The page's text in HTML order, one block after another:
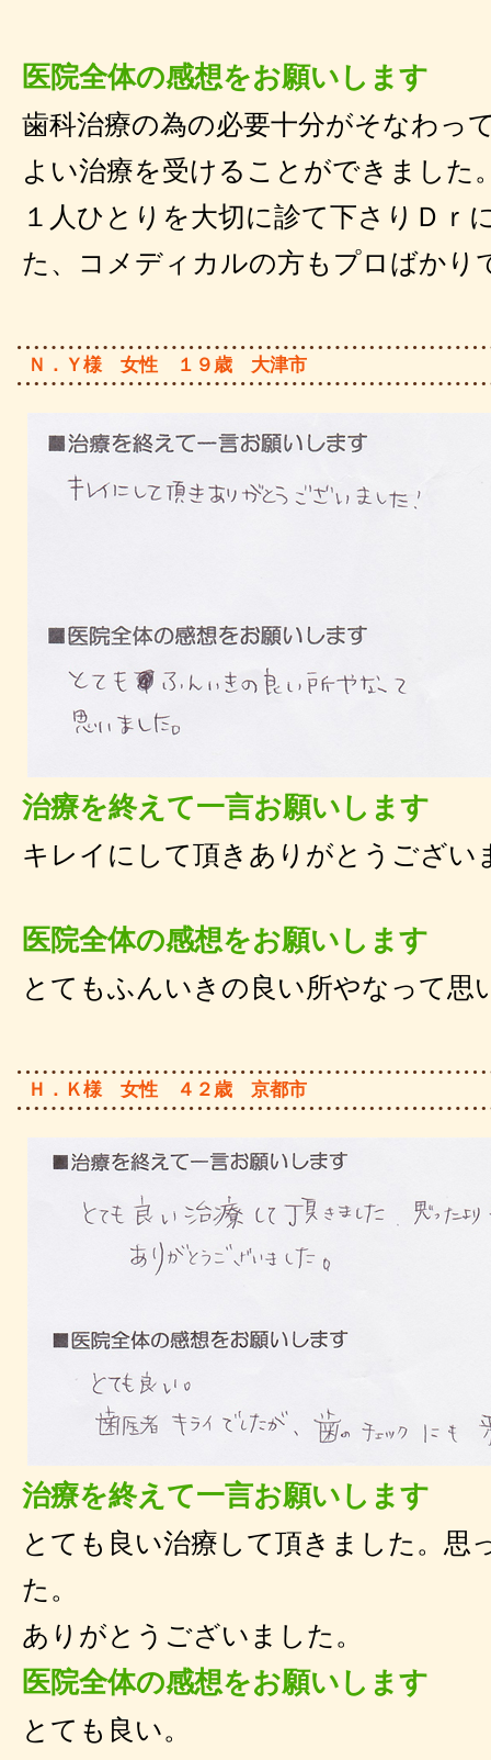
医院全体の感想をお願いします
歯科治療の為の必要十分がそなわっ
よい治療を受けることができました
１人ひとりを大切に診て下さりＤｒ
た、コメディカルの方もプロばかり
Ｎ．Ｙ様 女性 １９歳 大津市
治療を終えて一言お願いします
キレイにして頂きありがとうござい
医院全体の感想をお願いします
とてもふんいきの良い所やなって思
Ｈ．Ｋ様 女性 ４２歳 京都市
治療を終えて一言お願いします
とても良い治療して頂きました。思
た。
ありがとうございました。
医院全体の感想をお願いします
とても良い。